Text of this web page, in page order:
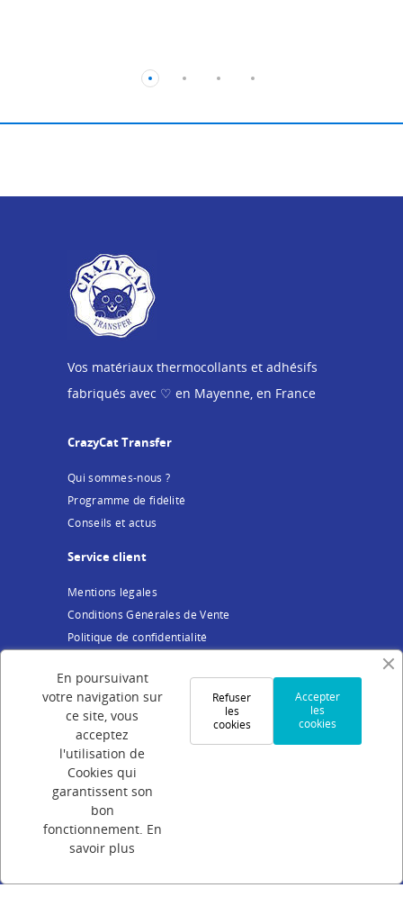
Vos matériaux thermocollants et adhésifs
fabriqués avec ♡ en Mayenne, en France
CrazyCat Transfer
Qui sommes-nous ?
Programme de fidélité
Conseils et actus
Service client
Mentions légales
Conditions Générales de Vente
Politique de confidentialité
Votre compte
Connexion
Création de compte
Suivi de commande
Programme de parrainage
En poursuivant
votre navigation sur
ce site, vous
acceptez
l'utilisation de
Cookies qui
garantissent son
bon
fonctionnement. En
savoir plus
Accepter
les
cookies
Refuser
les
cookies